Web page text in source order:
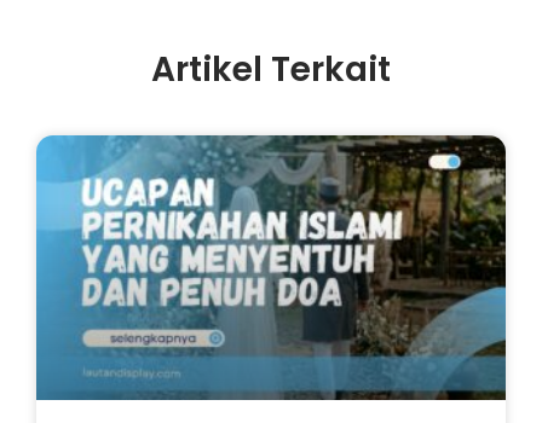
Artikel Terkait